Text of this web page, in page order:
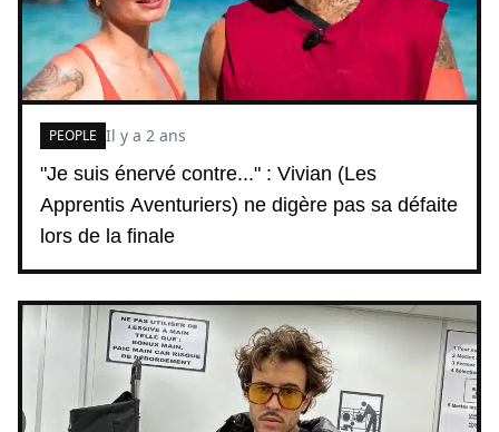
"Je suis énervé contre..." : Vivian (Les
Apprentis Aventuriers) ne digère pas sa défaite
lors de la finale
PEOPLE Il y a 2 ans